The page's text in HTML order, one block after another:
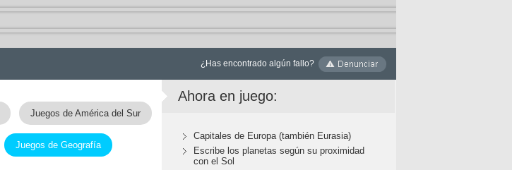
¿Has encontrado algún fallo?
Juegos de América del Sur
Juegos de Geografía
Ahora en juego:
Capitales de Europa (también Eurasia)
Escribe los planetas según su proximidad
con el Sol